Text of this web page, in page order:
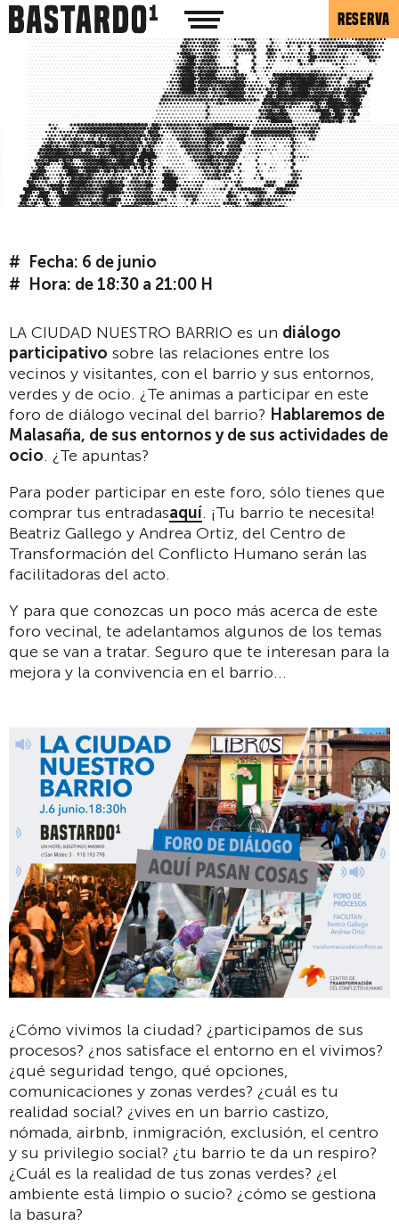
RESERVA
Fecha: 6 de junio
Hora: de 18:30 a 21:00 H
LA CIUDAD NUESTRO BARRIO es un diálogo
participativo sobre las relaciones entre los
vecinos y visitantes, con el barrio y sus entornos,
verdes y de ocio. ¿Te animas a participar en este
foro de diálogo vecinal del barrio? Hablaremos de
Malasaña, de sus entornos y de sus actividades de
ocio. ¿Te apuntas?
Para poder participar en este foro, sólo tienes que
comprar tus entradasaquí. ¡Tu barrio te necesita!
Beatriz Gallego y Andrea Ortiz, del Centro de
Transformación del Conflicto Humano serán las
facilitadoras del acto.
Y para que conozcas un poco más acerca de este
foro vecinal, te adelantamos algunos de los temas
que se van a tratar. Seguro que te interesan para la
mejora y la convivencia en el barrio...
¿Cómo vivimos la ciudad? ¿participamos de sus
procesos? ¿nos satisface el entorno en el vivimos?
¿qué seguridad tengo, qué opciones,
comunicaciones y zonas verdes? ¿cuál es tu
realidad social? ¿vives en un barrio castizo,
nómada, airbnb, inmigración, exclusión, el centro
y su privilegio social? ¿tu barrio te da un respiro?
¿Cuál es la realidad de tus zonas verdes? ¿el
ambiente está limpio o sucio? ¿cómo se gestiona
la basura?